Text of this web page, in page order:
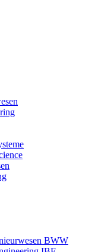
BWW